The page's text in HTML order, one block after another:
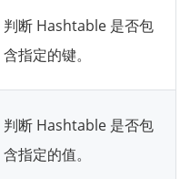
判断 Hashtable 是否包
含指定的键。
判断 Hashtable 是否包
含指定的值。